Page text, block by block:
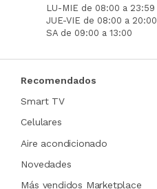
LU-MIE de 08:00 a 23:59
JUE-VIE de 08:00 a 20:00
SA de 09:00 a 13:00
Recomendados
Smart TV
Celulares
Aire acondicionado
Novedades
Más vendidos Marketplace